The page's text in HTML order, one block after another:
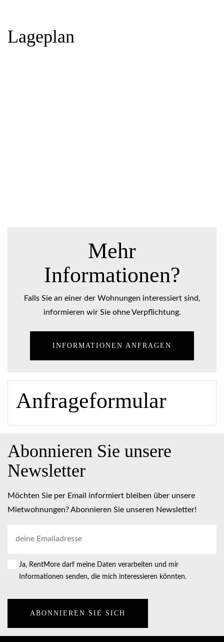
Lageplan
Mehr
Informationen?
Falls Sie an einer der Wohnungen interessiert sind,
informieren wir Sie ohne Verpflichtung.
INFORMATIONEN ANFRAGEN
Anfrageformular
Abonnieren Sie unsere
Newsletter
Möchten Sie per Email informiert bleiben über unsere
Mietwohnungen? Abonnieren Sie unseren Newsletter!
Consent
Ja, RentMore darf meine Daten verarbeiten und mir
Informationen senden, die mich interessieren könnten.